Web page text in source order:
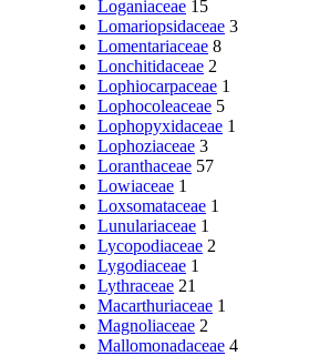
Loganiaceae 15
Lomariopsidaceae 3
Lomentariaceae 8
Lonchitidaceae 2
Lophiocarpaceae 1
Lophocoleaceae 5
Lophopyxidaceae 1
Lophoziaceae 3
Loranthaceae 57
Lowiaceae 1
Loxsomataceae 1
Lunulariaceae 1
Lycopodiaceae 2
Lygodiaceae 1
Lythraceae 21
Macarthuriaceae 1
Magnoliaceae 2
Mallomonadaceae 4